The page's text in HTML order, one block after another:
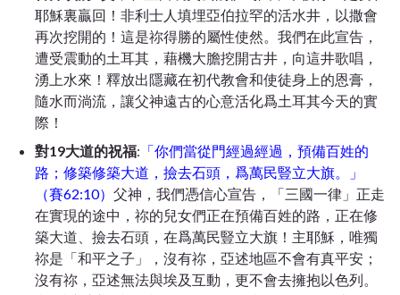
耶穌裏贏回！非利士人填埋亞伯拉罕的活水井，以撒會
再次挖開的！這是祢得勝的屬性使然。我們在此宣告，
遭受震動的土耳其，藉機大膽挖開古井，向這井歌唱，
湧上水來！釋放出隱藏在初代教會和使徒身上的恩膏，
隨水而淌流，讓父神遠古的心意活化爲土耳其今天的實
際！
對19大道的祝福: 「你們當從門經過經過，預備百姓的
路；修築修築大道，撿去石頭，爲萬民豎立大旗。」
（賽62:10） 父神，我們憑信心宣告，「三國一律」正走
在實現的途中，祢的兒女們正在預備百姓的路，正在修
築大道、撿去石頭，在爲萬民豎立大旗！主耶穌，唯獨
祢是「和平之子」，沒有祢，亞述地區不會有真平安；
沒有祢，亞述無法與埃及互動，更不會去擁抱以色列。